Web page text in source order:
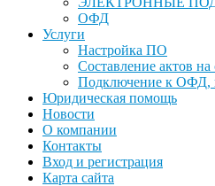
ОФД
Услуги
Настройка ПО
Составление актов на
Подключение к ОФД,
Юридическая помощь
Новости
О компании
Контакты
Вход и регистрация
Карта сайта